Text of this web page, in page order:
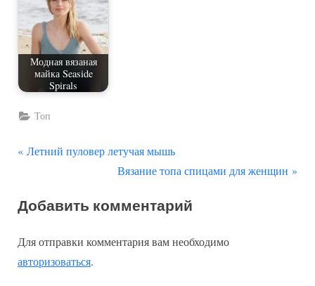
Модная вязаная
майка Seaside
Spirals
Топ
Навигация
записям
П
д
д
у
Летний пуловер летучая мышь
С
е
у
Вязание топа спицами для женщин
Добавить комментарий
Для отправки комментария вам необходимо
авторизоваться.